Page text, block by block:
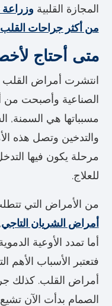
المجازة القلبية
من أكثر جراحات
متى أحتاج
انتشرت أمراض القلب
الصناعية وأصبحت من
مسبباتها هي السمنة,
والتدخين وتصل هذه
مرحلة يكون فيها
للعلاج.
من الأمراض التي
أمراض الشريان التاجي,
أما تمدد الأوعية
فتعتبر الأسباب الأهم
أمراض القلب. كذلك
الصمام بدأت الآن